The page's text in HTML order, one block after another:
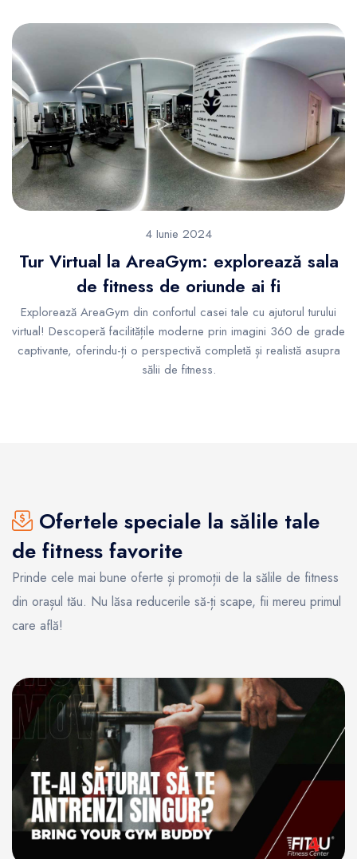
4 Iunie 2024
Tur Virtual la AreaGym: explorează sala
de fitness de oriunde ai fi
Explorează AreaGym din confortul casei tale cu ajutorul turului
virtual! Descoperă facilitățile moderne prin imagini 360 de grade
captivante, oferindu-ți o perspectivă completă și realistă asupra
sălii de fitness.
Ofertele speciale la sălile tale
de fitness favorite
Prinde cele mai bune oferte și promoții de la sălile de fitness
din orașul tău. Nu lăsa reducerile să-ți scape, fii mereu primul
care află!